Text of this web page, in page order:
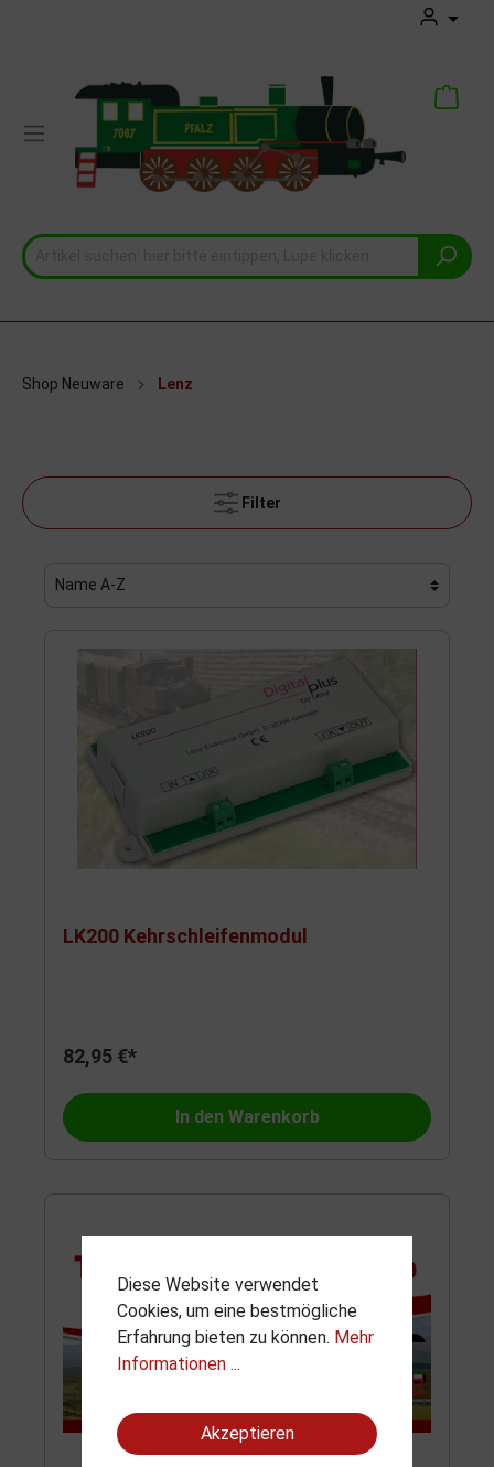
Shop Neuware Lenz
Filter
LK200 Kehrschleifenmodul
82,95 €*
In den Warenkorb
Diese Website verwendet
Cookies, um eine bestmögliche
Erfahrung bieten zu können. Mehr
Informationen ...
Akzeptieren